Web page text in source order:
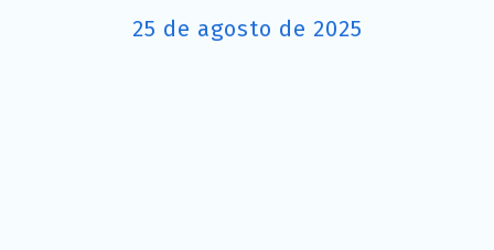
25 de agosto de 2025